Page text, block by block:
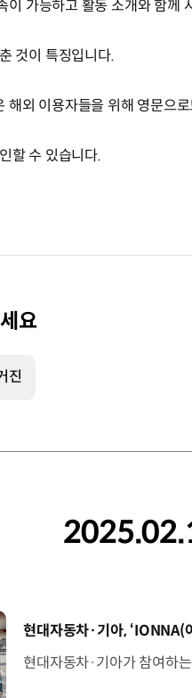
이 가능하고 활동 소개와 함께
것이 특징입니다.
해외 이용자들을 위해 영문으
할 수 있습니다.
요
진
[동영상]
현대자동차·기아, ‘IONNA(